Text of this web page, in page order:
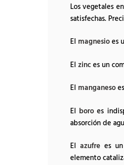
Los vegetales
satisfechas.
El magnesioes
El zinces un
El manganeso
El boro es
absorción de
El azufrees un
elemento